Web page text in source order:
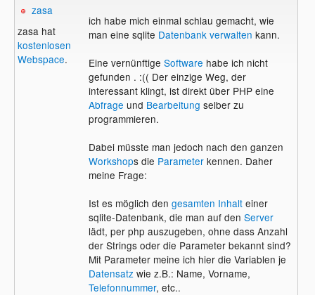
zasa
zasa hat
kostenlosen
Webspace.
ich habe mich einmal schlau gemacht, wie
man eine sqlite Datenbank verwalten kann.
Eine vernünftige Software habe ich nicht
gefunden . :(( Der einzige Weg, der
interessant klingt, ist direkt über PHP eine
Abfrage und Bearbeitung selber zu
programmieren.
Dabei müsste man jedoch nach den ganzen
Workshops die Parameterkennen. Daher
meine Frage:
Ist es möglich den gesamten Inhalteiner
sqlite-Datenbank, die man auf den Server
lädt, per php auszugeben, ohne dass Anzahl
der Strings oder die Parameter bekannt sind?
Mit Parameter meine ich hier die Variablen je
Datensatz wie z.B.: Name, Vorname,
Telefonnummer, etc..